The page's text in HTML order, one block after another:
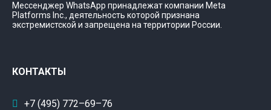
Мессенджер WhatsApp принадлежат компании Meta
Platforms Inc., деятельность которой признана
экстремистской и запрещена на территории России.
КОНТАКТЫ
+7 (495) 772–69–76